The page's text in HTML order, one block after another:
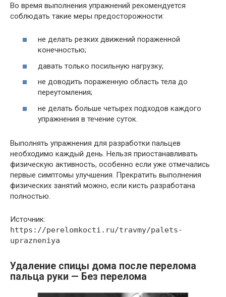
Во время выполнения упражнений рекомендуется
соблюдать такие меры предосторожности:
не делать резких движений пораженной
конечностью;
давать только посильную нагрузку;
не доводить пораженную область тела до
переутомления;
не делать больше четырех подходов каждого
упражнения в течение суток.
Выполнять упражнения для разработки пальцев
необходимо каждый день. Нельзя приостанавливать
физическую активность, особенно если уже отмечались
первые симптомы улучшения. Прекратить выполнения
физических занятий можно, если кисть разработана
полностью.
Источник:
https://perelomkocti.ru/travmy/palets-
uprazneniya
Удаление спицы дома после перелома
пальца руки — Без перелома